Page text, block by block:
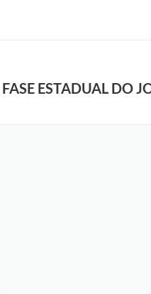
ESTADUAL DO